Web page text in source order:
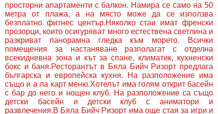
просторни апартаменти с балкон. Намира се само на 50
метра от плажа, а на място може да се използва
безплатно фитнес център.Няколко стаи имат френски
прозорци, които осигуряват много естествена светлина и
разкриват панорамна гледка към морето. Всички
помещения за настаняване разполагат с отделна
всекидневна зона и кът за спане, климатик, кухненски
бокс и баня.Ресторантът в Бяла Бийч Ризорт предлага
българска и европейска кухня. На разположение има
също и а ла карт меню.Хотелът има голям открит басейн
с бар до него и нощен клуб. На разположение са също
детски басейн и детски клуб с аниматори и
развлечения.В Бяла Бийч Ризорт има още стая за игри и